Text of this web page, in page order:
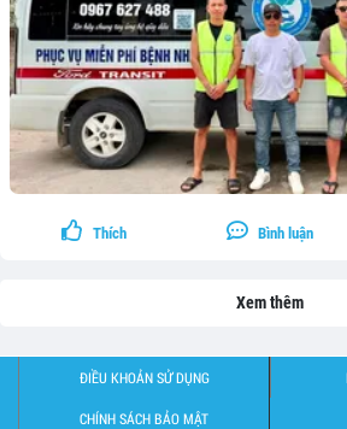
Thích Bình luận
Xem thêm
ĐIỀU KHOẢN SỬ DỤNG
CHÍNH SÁCH BẢO MẬT